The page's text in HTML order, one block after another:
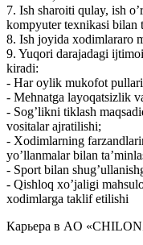
7. Ish sharoiti qulay, ish
kompyuter texnikasi bilan
8. Ish joyida xodimlararo
9. Yuqori darajadagi
kiradi:
- Har oylik mukofot
- Mehnatga layoqatsizlik
- Sog’likni tiklash
vositalar ajratilishi;
- Xodimlarning
yo’llanmalar bilan
- Sport bilan
- Qishloq xo’jaligi
xodimlarga taklif etilishi
Карьера в AO